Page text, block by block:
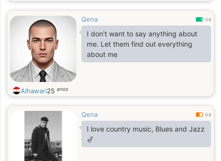
Qena 0.8
I don't want to say anything about
me. Let them find out everything
about me
Alhawari25 anos
Qena 0.6
I love country music, Blues and Jazz
🎷